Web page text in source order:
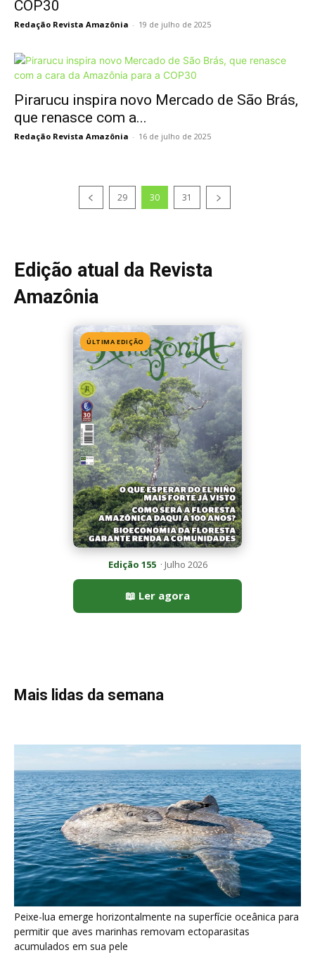
COP30
Redação Revista Amazônia - 19 de julho de 2025
Pirarucu inspira novo Mercado de São Brás,
que renasce com a...
Redação Revista Amazônia - 16 de julho de 2025
29 30 31
Edição atual da Revista
Amazônia
ÚLTIMA EDIÇÃO
Edição 155· Julho 2026
📖 Ler agora
Mais lidas da semana
Peixe-lua emerge horizontalmente na superfície oceânica para
permitir que aves marinhas removam ectoparasitas
acumulados em sua pele